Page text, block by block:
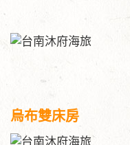
烏布雙床房